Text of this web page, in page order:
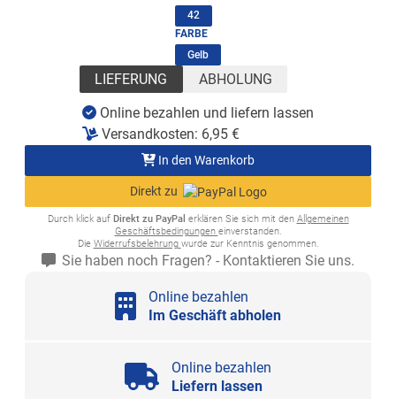
42
FARBE
Gelb(ausgewählt)
LIEFERUNG ABHOLUNG
Online bezahlen und liefern lassen
Versandkosten: 6,95 €
In den Warenkorb
Direkt zu
Durch klick auf Direkt zu PayPal erklären Sie sich mit den Allgemeinen
Geschäftsbedingungen einverstanden.
Die Widerrufsbelehrung wurde zur Kenntnis genommen.
Sie haben noch Fragen? - Kontaktieren Sie uns.
Online bezahlen
Im Geschäft abholen
Online bezahlen
Liefern lassen